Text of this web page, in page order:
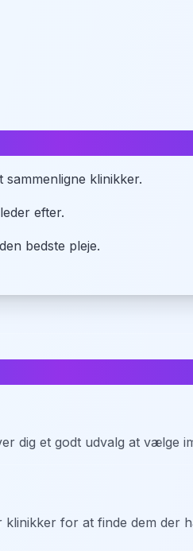
klinikker.
efter.
bedste pleje.
dig et godt udvalg at vælge
for at finde dem der